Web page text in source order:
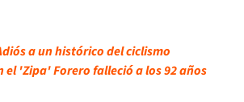
a un histórico del ciclismo
'Zipa' Forero falleció a los 92 años